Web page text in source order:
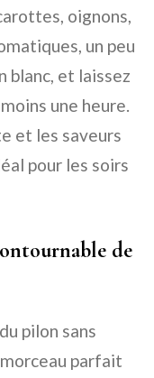
oignons,
un peu
blanc, et laissez
une heure.
et les saveurs
pour les soirs
de
pilon sans
parfait